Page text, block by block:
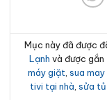
Mục này đã được
Lạnh và được gắn
máy giặt, sua
tivi tại nhà, sửa tủ